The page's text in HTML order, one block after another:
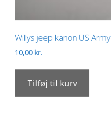
Willys jeep kanon US Army
10,00 kr.
Tilføj til kurv